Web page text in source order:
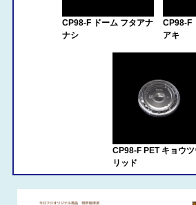
CP98-F ドーム フタアナ
ナシ
CP98-F
アキ
CP98-F PET キョウツ
リッド